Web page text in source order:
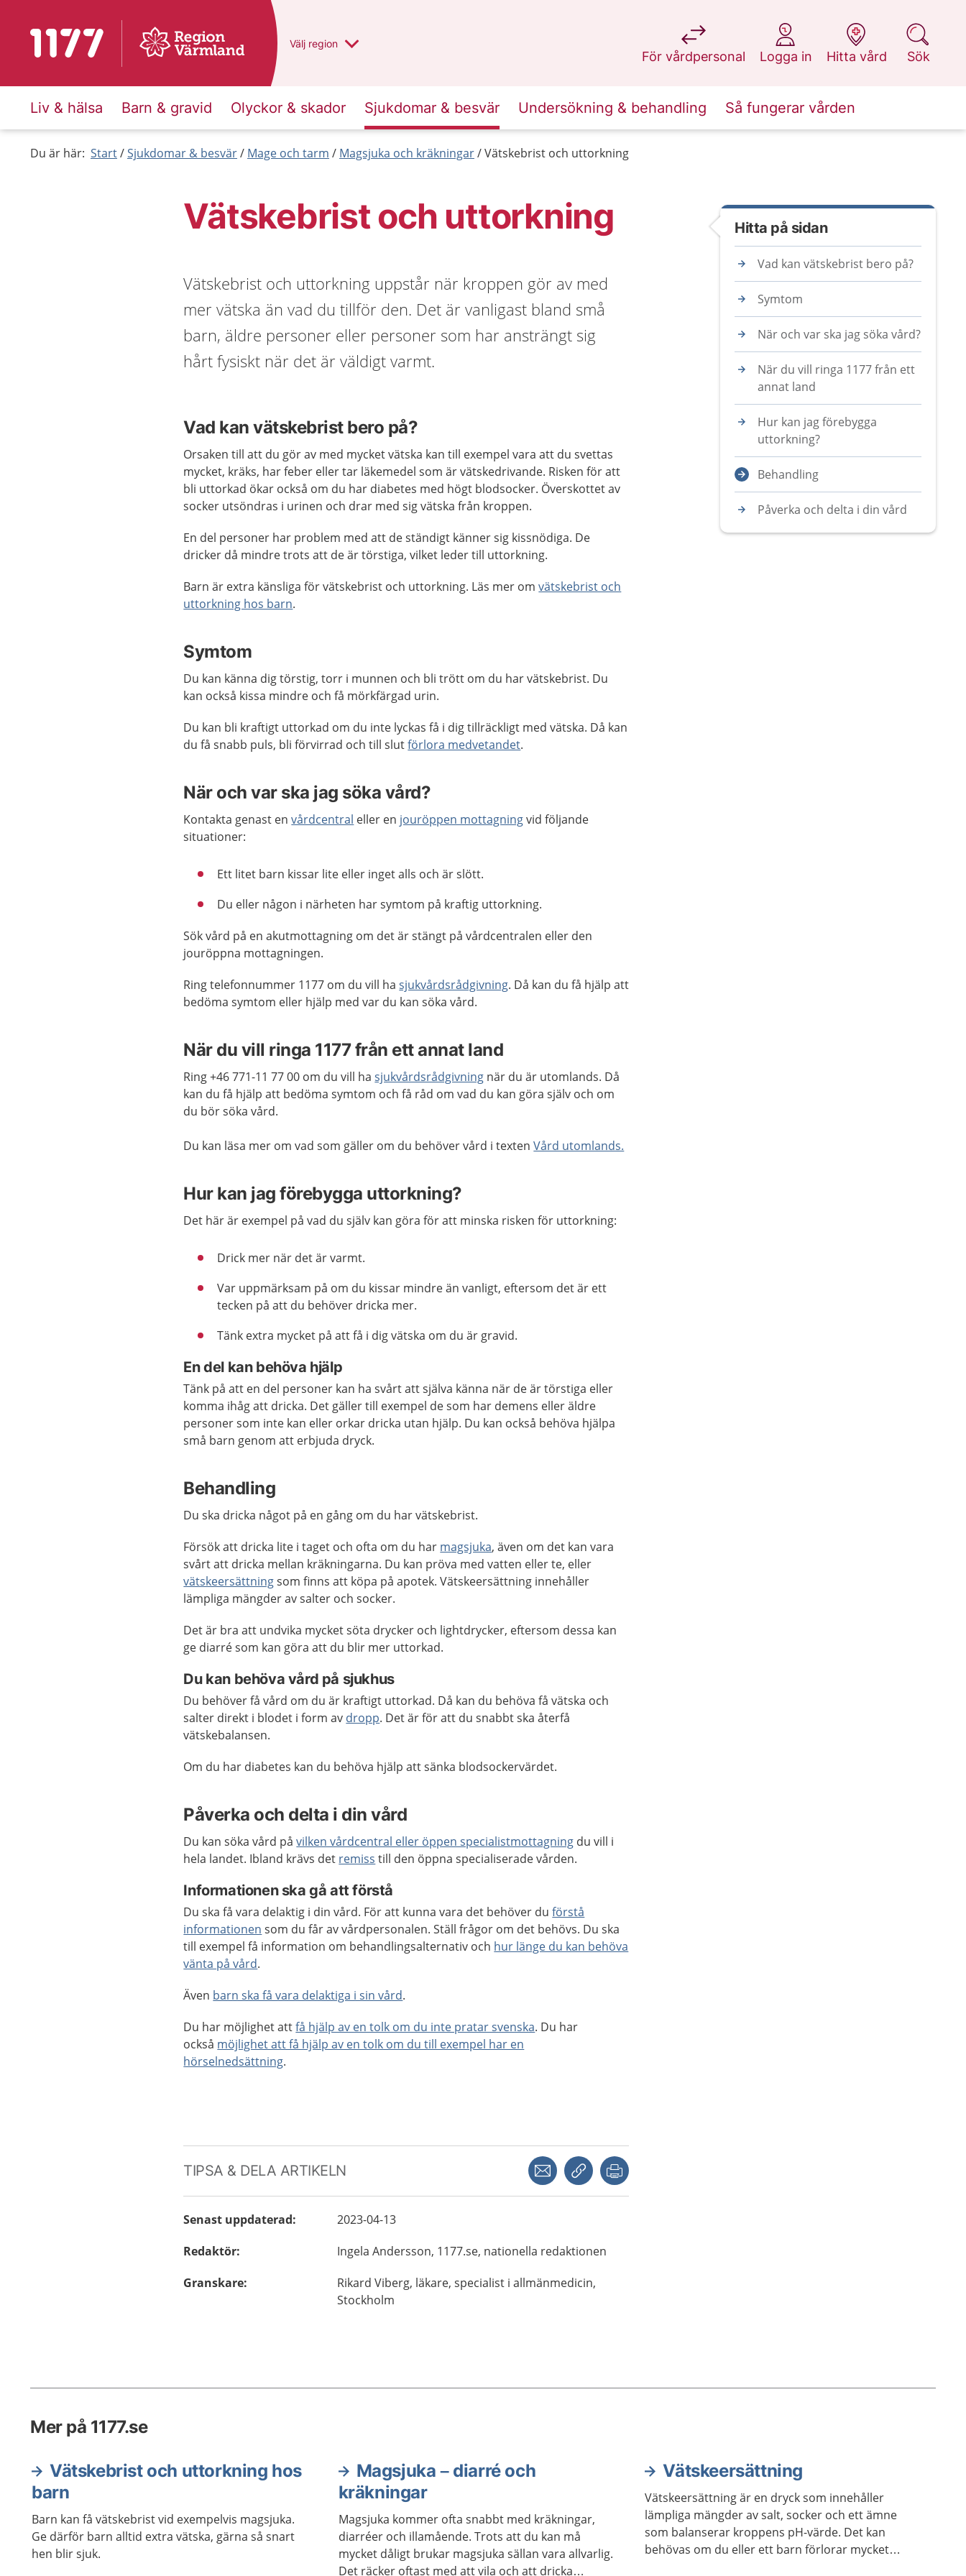
Till startsidan för 1177 Du har valt region
Välj en annan
region
För vårdpersonal
på 1177.se
Logga in
på 1177.se
Hitta vård
på 1177.se
Sök
på 1177.se
Liv & hälsa Barn & gravid Olyckor & skador Sjukdomar & besvär Undersökning & behandling Så fungerar vården
Du är här: Start Sjukdomar & besvär Mage och tarm Magsjuka och kräkningar Vätskebrist och uttorkning
Vätskebrist och uttorkning
Vätskebrist och uttorkning uppstår när kroppen gör av med
mer vätska än vad du tillför den. Det är vanligast bland små
barn, äldre personer eller personer som har ansträngt sig
hårt fysiskt när det är väldigt varmt.
Vad kan vätskebrist bero på?
Orsaken till att du gör av med mycket vätska kan till exempel vara att du svettas
mycket, kräks, har feber eller tar läkemedel som är vätskedrivande. Risken för att
bli uttorkad ökar också om du har diabetes med högt blodsocker. Överskottet av
socker utsöndras i urinen och drar med sig vätska från kroppen.
En del personer har problem med att de ständigt känner sig kissnödiga. De
dricker då mindre trots att de är törstiga, vilket leder till uttorkning.
Barn är extra känsliga för vätskebrist och uttorkning. Läs mer omvätskebrist och
uttorkning hos barn.
Symtom
Du kan känna dig törstig, torr i munnen och bli trött om du har vätskebrist. Du
kan också kissa mindre och få mörkfärgad urin.
Du kan bli kraftigt uttorkad om du inte lyckas få i dig tillräckligt med vätska. Då kan
du få snabb puls, bli förvirrad och till slutförlora medvetandet.
När och var ska jag söka vård?
Kontakta genast envårdcentral eller en jouröppen mottagningvid följande
situationer:
Ett litet barn kissar lite eller inget alls och är slött.
Du eller någon i närheten har symtom på kraftig uttorkning.
Sök vård på en akutmottagning om det är stängt på vårdcentralen eller den
jouröppna mottagningen.
Ring telefonnummer 1177 om du vill hasjukvårdsrådgivning. Då kan du få hjälp att
bedöma symtom eller hjälp med var du kan söka vård.
När du vill ringa 1177 från ett annat land
Ring +46 771-11 77 00 om du vill hasjukvårdsrådgivning när du är utomlands. Då
kan du få hjälp att bedöma symtom och få råd om vad du kan göra själv och om
du bör söka vård.
Du kan läsa mer om vad som gäller om du behöver vård i textenVård utomlands.
Hur kan jag förebygga uttorkning?
Det här är exempel på vad du själv kan göra för att minska risken för uttorkning:
Drick mer när det är varmt.
Var uppmärksam på om du kissar mindre än vanligt, eftersom det är ett
tecken på att du behöver dricka mer.
Tänk extra mycket på att få i dig vätska om du är gravid.
En del kan behöva hjälp
Tänk på att en del personer kan ha svårt att själva känna när de är törstiga eller
komma ihåg att dricka. Det gäller till exempel de som har demens eller äldre
personer som inte kan eller orkar dricka utan hjälp. Du kan också behöva hjälpa
små barn genom att erbjuda dryck.
Behandling
Du ska dricka något på en gång om du har vätskebrist.
Försök att dricka lite i taget och ofta om du har magsjuka, även om det kan vara
svårt att dricka mellan kräkningarna. Du kan pröva med vatten eller te, eller
vätskeersättningsom finns att köpa på apotek. Vätskeersättning innehåller
lämpliga mängder av salter och socker.
Det är bra att undvika mycket söta drycker och lightdrycker, eftersom dessa kan
ge diarré som kan göra att du blir mer uttorkad.
Du kan behöva vård på sjukhus
Du behöver få vård om du är kraftigt uttorkad. Då kan du behöva få vätska och
salter direkt i blodet i form av dropp. Det är för att du snabbt ska återfå
vätskebalansen.
Om du har diabetes kan du behöva hjälp att sänka blodsockervärdet.
Påverka och delta i din vård
Du kan söka vård påvilken vårdcentral eller öppen specialistmottagning du vill i
hela landet. Ibland krävs det remiss till den öppna specialiserade vården.
Informationen ska gå att förstå
Du ska få vara delaktig i din vård. För att kunna vara det behöver duförstå
informationen som du får av vårdpersonalen. Ställ frågor om det behövs. Du ska
till exempel få information om behandlingsalternativ och hur länge du kan behöva
vänta på vård.
Även barn ska få vara delaktiga i sin vård.
Du har möjlighet attfå hjälp av en tolk om du inte pratar svenska. Du har
också möjlighet att få hjälp av en tolk om du till exempel har en
hörselnedsättning.
TIPSA & DELA ARTIKELN Dela via mejlKopiera länk
Senast uppdaterad:
2023-04-13
Redaktör: Ingela Andersson, 1177.se, nationella redaktionen
Granskare: Rikard Viberg, läkare, specialist i allmänmedicin,
Stockholm
Hitta på sidan
Vad kan vätskebrist bero på?
Symtom
När och var ska jag söka vård?
När du vill ringa 1177 från ett
annat land
Hur kan jag förebygga
uttorkning?
Behandling
Påverka och delta i din vård
Mer på 1177.se
Vätskebrist och uttorkning hos
barn
Barn kan få vätskebrist vid exempelvis magsjuka.
Ge därför barn alltid extra vätska, gärna så snart
hen blir sjuk.
Magsjuka – diarré och
kräkningar
Magsjuka kommer ofta snabbt med kräkningar,
diarréer och illamående. Trots att du kan må
mycket dåligt brukar magsjuka sällan vara allvarlig.
Det räcker oftast med att vila och att dricka
Vätskeersättning
Vätskeersättning är en dryck som innehåller
lämpliga mängder av salt, socker och ett ämne
som balanserar kroppens pH-värde. Det kan
behövas om du eller ett barn förlorar mycket